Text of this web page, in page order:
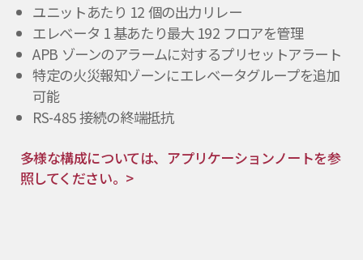
ユニットあたり 12 個の出力リレー
エレベータ 1 基あたり最大 192 フロアを管理
APB ゾーンのアラームに対するプリセットアラート
特定の火災報知ゾーンにエレベータグループを追加
可能
RS-485 接続の終端抵抗
多様な構成については、アプリケーションノートを参
照してください。>